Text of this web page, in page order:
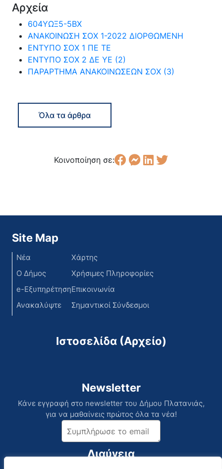
Αρχεία
604ΥΩΞ5-5ΒΧ
ΑΝΑΚΟΙΝΩΣΗ ΣΟΧ 1-2022 ΔΙΟΡΘΩΜΕΝΗ
ΕΝΤΥΠΟ ΣΟΧ 1 ΠΕ ΤΕ
ΕΝΤΥΠΟ ΣΟΧ 2 ΔΕ ΥΕ (2)
ΠΑΡΑΡΤΗΜΑ ΑΝΑΚΟΙΝΩΣΕΩΝ ΣΟΧ (3)
Όλα τα άρθρα
Κοινοποίηση σε:
Site Map
Νέα
Ο Δήμος
e-Εξυπηρέτηση
Ανακαλύψτε
Χάρτης
Χρήσιμες Πληροφορίες
Επικοινωνία
Σημαντικοί Σύνδεσμοι
Ιστοσελίδα (Αρχείο)
Newsletter
Κάνε εγγραφή στο newsletter του Δήμου Πλατανιάς,
για να μαθαίνεις πρώτος όλα τα νέα!
Διαύγεια